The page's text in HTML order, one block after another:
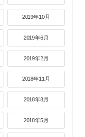
2019年10月
2019年6月
2019年2月
2018年11月
2018年8月
2018年5月